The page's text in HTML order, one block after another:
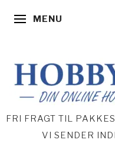
SKIFTE
MENU
FRI FRAGT TIL
VI SENDER